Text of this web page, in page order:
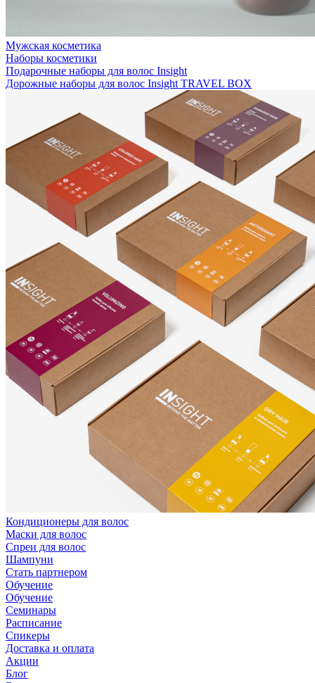
Мужская косметика
Наборы косметики
Подарочные наборы для волос Insight
Дорожные наборы для волос Insight TRAVEL BOX
Кондиционеры для волос
Маски для волос
Спреи для волос
Шампуни
Стать партнером
Обучение
Обучение
Семинары
Расписание
Спикеры
Доставка и оплата
Акции
Блог